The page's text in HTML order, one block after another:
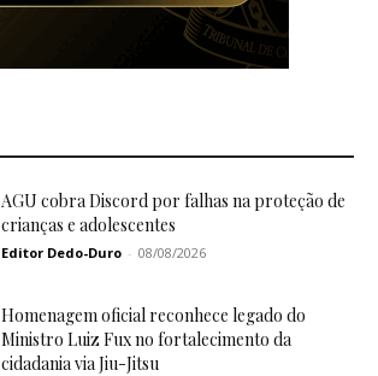
AGU cobra Discord por falhas na proteção de
crianças e adolescentes
Editor Dedo-Duro - 08/08/2026
Homenagem oficial reconhece legado do
Ministro Luiz Fux no fortalecimento da
cidadania via Jiu-Jitsu